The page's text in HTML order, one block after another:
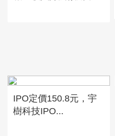
IPO定價150.8元，宇
樹科技IPO...